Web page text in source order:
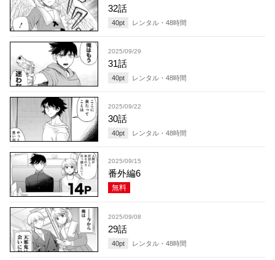
32話
40pt レンタル・ 48時間
2025/09/29
31話
40pt レンタル・ 48時間
2025/09/22
30話
40pt レンタル・ 48時間
2025/09/15
番外編6
無料
2025/09/08
29話
40pt レンタル・ 48時間